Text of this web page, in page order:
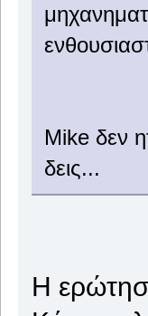
Mike δεν
δεις...
Η